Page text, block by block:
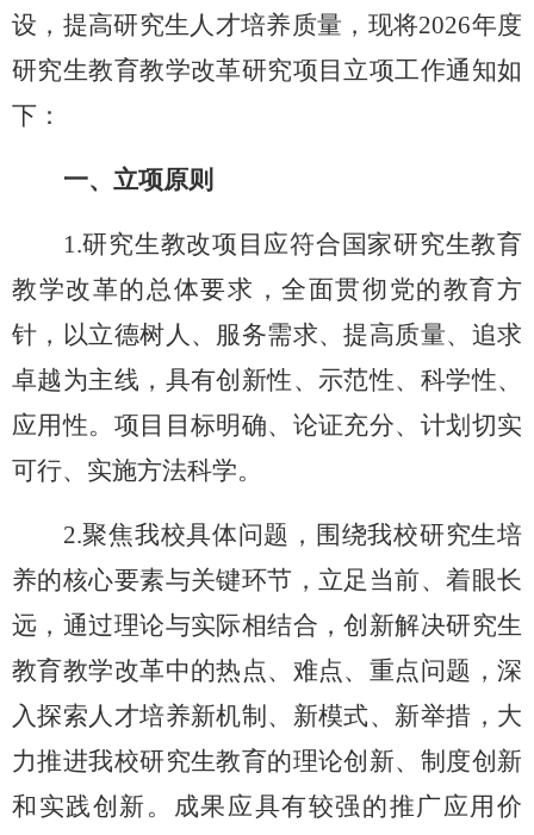
设，提高研究生人才培养质量，现将2026年度
研究生教育教学改革研究项目立项工作通知如
下 ：
一、立项原则
1.研究生教改项目应符合国家研究生教育
教学改革的总体要求，全面贯彻党的教育方
针，以立德树人、服务需求、提高质量、追求
卓越为主线，具有创新性、示范性、科学性、
应用性。项目目标明确、论证充分、计划切实
可行、实施方法科学。
2.聚焦我校具体问题，围绕我校研究生培
养的核心要素与关键环节，立足当前、着眼长
远，通过理论与实际相结合，创新解决研究生
教育教学改革中的热点、难点、重点问题，深
入探索人才培养新机制、新模式、新举措，大
力推进我校研究生教育的理论创新、制度创新
和实践创新。成果应具有较强的推广应用价